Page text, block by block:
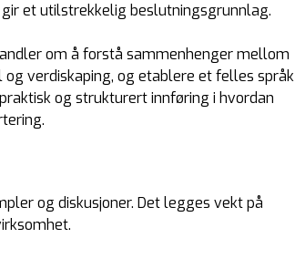
et utilstrekkelig beslutningsgrunnlag.
om å forstå sammenhenger mellom
verdiskaping, og etablere et felles språk
og strukturert innføring i hvordan
og diskusjoner. Det legges vekt på